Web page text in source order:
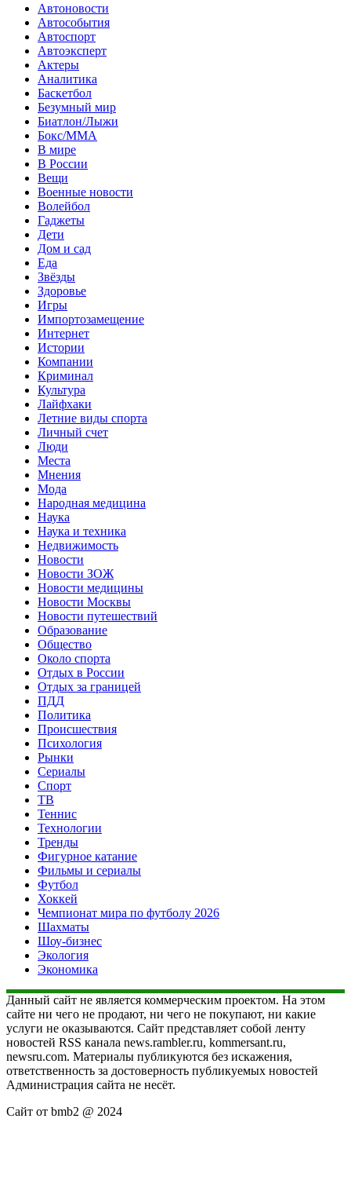
Автоновости
Автособытия
Автоспорт
Автоэксперт
Актеры
Аналитика
Баскетбол
Безумный мир
Биатлон/Лыжи
Бокс/MMA
В мире
В России
Вещи
Военные новости
Волейбол
Гаджеты
Дети
Дом и сад
Еда
Звёзды
Здоровье
Игры
Импортозамещение
Интернет
Истории
Компании
Криминал
Культура
Лайфхаки
Летние виды спорта
Личный счет
Люди
Места
Мнения
Мода
Народная медицина
Наука
Наука и техника
Недвижимость
Новости
Новости ЗОЖ
Новости медицины
Новости Москвы
Новости путешествий
Образование
Общество
Около спорта
Отдых в России
Отдых за границей
ПДД
Политика
Происшествия
Психология
Рынки
Сериалы
Спорт
ТВ
Теннис
Технологии
Тренды
Фигурное катание
Фильмы и сериалы
Футбол
Хоккей
Чемпионат мира по футболу 2026
Шахматы
Шоу-бизнес
Экология
Экономика
Данный сайт не является коммерческим проектом. На этом
сайте ни чего не продают, ни чего не покупают, ни какие
услуги не оказываются. Сайт представляет собой ленту
новостей RSS канала news.rambler.ru, kommersant.ru,
newsru.com. Материалы публикуются без искажения,
ответственность за достоверность публикуемых новостей
Администрация сайта не несёт.
Сайт от bmb2 @ 2024